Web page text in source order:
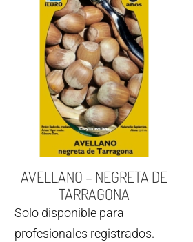
AVELLANO – NEGRETA DE
TARRAGONA
Solo disponible para
profesionales registrados.